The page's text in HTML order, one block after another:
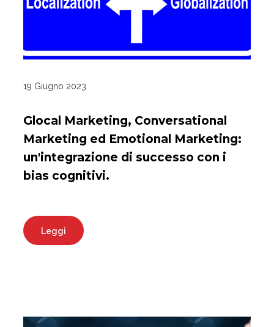
19 Giugno 2023
Glocal Marketing, Conversational
Marketing ed Emotional Marketing:
un'integrazione di successo con i
bias cognitivi.
Leggi